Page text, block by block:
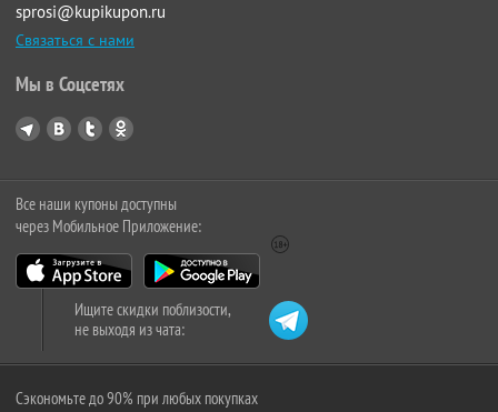
sprosi@kupikupon.ru
Связаться с нами
Мы в Соцсетях
Все наши купоны доступны
через Мобильное Приложение:
Ищите скидки поблизости,
не выходя из чата:
Сэкономьте до 90% при любых покупках